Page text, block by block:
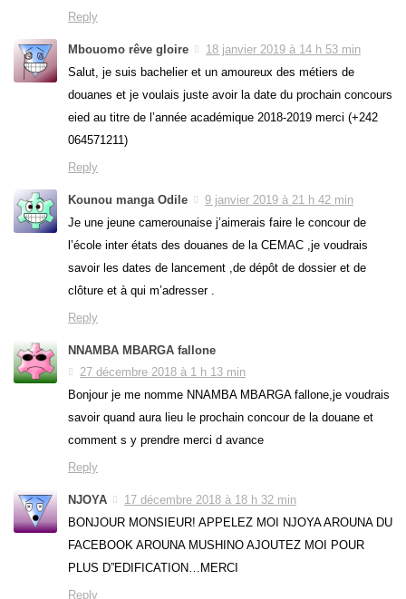
Reply
Mbouomo rêve gloire
18 janvier 2019 à 14 h 53 min
Salut, je suis bachelier et un amoureux des métiers de
douanes et je voulais juste avoir la date du prochain concours
eied au titre de l’année académique 2018-2019 merci (+242
064571211)
Reply
Kounou manga Odile
9 janvier 2019 à 21 h 42 min
Je une jeune camerounaise j’aimerais faire le concour de
l’école inter états des douanes de la CEMAC ,je voudrais
savoir les dates de lancement ,de dépôt de dossier et de
clôture et à qui m’adresser .
Reply
NNAMBA MBARGA fallone
27 décembre 2018 à 1 h 13 min
Bonjour je me nomme NNAMBA MBARGA fallone,je voudrais
savoir quand aura lieu le prochain concour de la douane et
comment s y prendre merci d avance
Reply
NJOYA
17 décembre 2018 à 18 h 32 min
BONJOUR MONSIEUR! APPELEZ MOI NJOYA AROUNA DU
FACEBOOK AROUNA MUSHINO AJOUTEZ MOI POUR
PLUS D”EDIFICATION…MERCI
Reply